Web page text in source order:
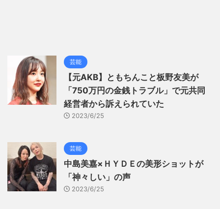
芸能
【元AKB】ともちんこと板野友美が
「750万円の金銭トラブル」で元共同
経営者から訴えられていた
2023/6/25
芸能
中島美嘉×ＨＹＤＥの美形ショットが
「神々しい」の声
2023/6/25